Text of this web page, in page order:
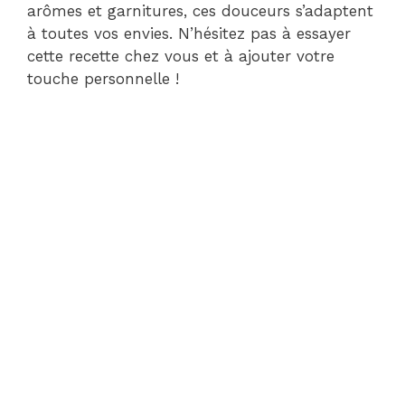
arômes et garnitures, ces douceurs s’adaptent
à toutes vos envies. N’hésitez pas à essayer
cette recette chez vous et à ajouter votre
touche personnelle !